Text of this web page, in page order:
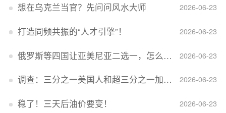
2026-06-23
想在乌克兰当官？先问问风水大师
2026-06-23
打造同频共振的“人才引擎”！
2026-06-23
俄罗斯等四国让亚美尼亚二选一，怎么回事？
2026-06-23
调查：三分之一美国人和超三分之一加拿大人感到经济压力
2026-06-23
稳了！三天后油价要变！